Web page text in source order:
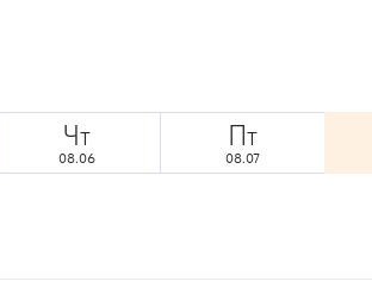
Чт
08.06
Пт
08.07